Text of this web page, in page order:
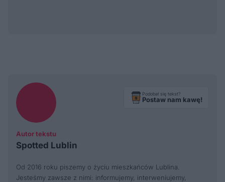
Autor tekstu
Spotted Lublin
Podobał się tekst?
Postaw nam kawę!
Od 2016 roku piszemy o życiu mieszkańców Lublina.
Jesteśmy zawsze z nimi: informujemy, interweniujemy,